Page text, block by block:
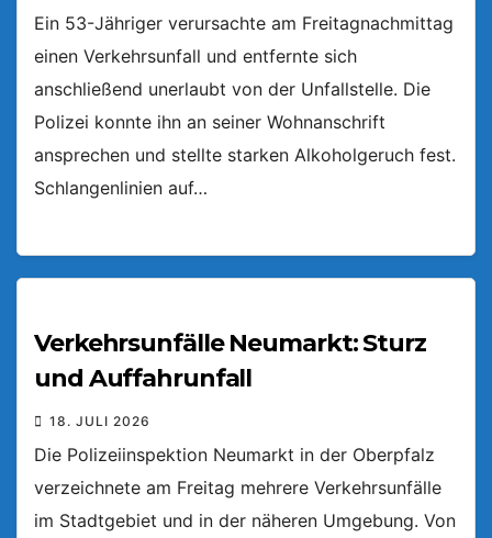
Ein 53-Jähriger verursachte am Freitagnachmittag
einen Verkehrsunfall und entfernte sich
anschließend unerlaubt von der Unfallstelle. Die
Polizei konnte ihn an seiner Wohnanschrift
ansprechen und stellte starken Alkoholgeruch fest.
Schlangenlinien auf…
Verkehrsunfälle Neumarkt: Sturz
und Auffahrunfall
18. JULI 2026
Die Polizeiinspektion Neumarkt in der Oberpfalz
verzeichnete am Freitag mehrere Verkehrsunfälle
im Stadtgebiet und in der näheren Umgebung. Von